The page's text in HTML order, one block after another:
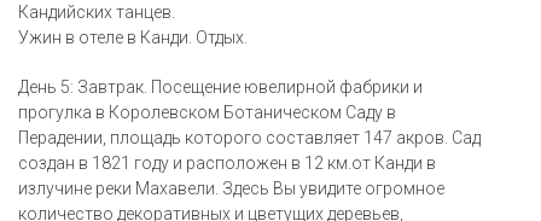
Кандийских танцев.
Ужин в отеле в Канди. Отдых.
День 5: Завтрак. Посещение ювелирной фабрики и
прогулка в Королевском Ботаническом Саду в
Перадении, площадь которого составляет 147 акров. Сад
создан в 1821 году и расположен в 12 км.от Канди в
излучине реки Махавели. Здесь Вы увидите огромное
количество декоративных и цветущих деревьев,